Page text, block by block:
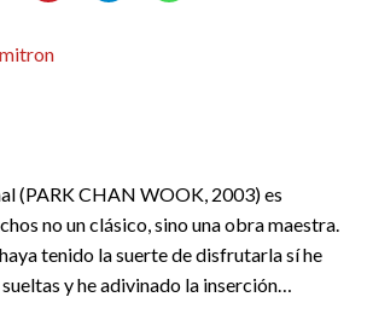
(PARK CHAN WOOK, 2003) es
no un clásico, sino una obra maestra.
tenido la suerte de disfrutarla sí he
y he adivinado la inserción…